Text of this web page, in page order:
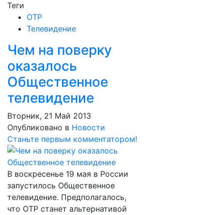
Теги
ОТР
Телевидение
Чем на поверку
оказалось
Общественное
телевидение
Вторник, 21 Май 2013
Опубликовано в Новости
Станьте первым комментатором!
В воскресенье 19 мая в России
запустилось Общественное
телевидение. Предполагалось,
что ОТР станет альтернативой